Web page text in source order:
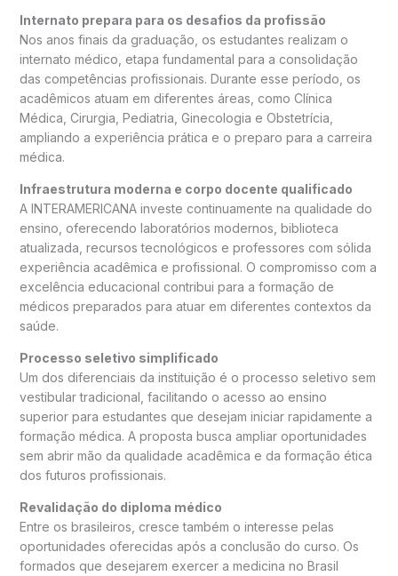
Internato prepara para os desafios da profissão
Nos anos finais da graduação, os estudantes realizam o
internato médico, etapa fundamental para a consolidação
das competências profissionais. Durante esse período, os
acadêmicos atuam em diferentes áreas, como Clínica
Médica, Cirurgia, Pediatria, Ginecologia e Obstetrícia,
ampliando a experiência prática e o preparo para a carreira
médica.
Infraestrutura moderna e corpo docente qualificado
A INTERAMERICANA investe continuamente na qualidade do
ensino, oferecendo laboratórios modernos, biblioteca
atualizada, recursos tecnológicos e professores com sólida
experiência acadêmica e profissional. O compromisso com a
excelência educacional contribui para a formação de
médicos preparados para atuar em diferentes contextos da
saúde.
Processo seletivo simplificado
Um dos diferenciais da instituição é o processo seletivo sem
vestibular tradicional, facilitando o acesso ao ensino
superior para estudantes que desejam iniciar rapidamente a
formação médica. A proposta busca ampliar oportunidades
sem abrir mão da qualidade acadêmica e da formação ética
dos futuros profissionais.
Revalidação do diploma médico
Entre os brasileiros, cresce também o interesse pelas
oportunidades oferecidas após a conclusão do curso. Os
formados que desejarem exercer a medicina no Brasil